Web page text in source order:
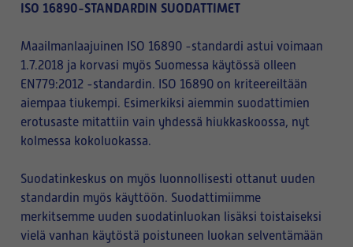
ISO 16890-STANDARDIN SUODATTIMET
Maailmanlaajuinen ISO 16890 -standardi astui voimaan
1.7.2018 ja korvasi myös Suomessa käytössä olleen
EN779:2012 -standardin. ISO 16890 on kriteereiltään
aiempaa tiukempi. Esimerkiksi aiemmin suodattimien
erotusaste mitattiin vain yhdessä hiukkaskoossa, nyt
kolmessa kokoluokassa.
Suodatinkeskus on myös luonnollisesti ottanut uuden
standardin myös käyttöön. Suodattimiimme
merkitsemme uuden suodatinluokan lisäksi toistaiseksi
vielä vanhan käytöstä poistuneen luokan selventämään